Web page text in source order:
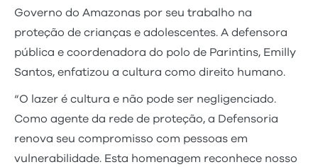
Governo do Amazonas por seu trabalho na
proteção de crianças e adolescentes. A defensora
pública e coordenadora do polo de Parintins, Emilly
Santos, enfatizou a cultura como direito humano.
“O lazer é cultura e não pode ser negligenciado.
Como agente da rede de proteção, a Defensoria
renova seu compromisso com pessoas em
vulnerabilidade. Esta homenagem reconhece nosso